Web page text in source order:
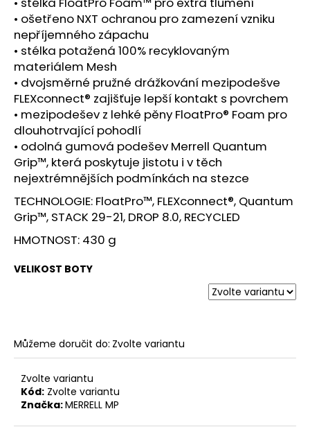
• ošetřeno NXT ochranou pro zamezení vzniku
nepříjemného zápachu
• stélka potažená 100% recyklovaným
materiálem Mesh
• dvojsměrné pružné drážkování mezipodešve
FLEXconnect® zajišťuje lepší kontakt s povrchem
• mezipodešev z lehké pěny FloatPro® Foam pro
dlouhotrvající pohodlí
• odolná gumová podešev Merrell Quantum
Grip™, která poskytuje jistotu i v těch
nejextrémnějších podmínkách na stezce
TECHNOLOGIE: FloatPro™, FLEXconnect®, Quantum
Grip™, STACK 29-21, DROP 8.0, RECYCLED
HMOTNOST: 430 g
VELIKOST BOTY
Můžeme doručit do: Zvolte variantu
Zvolte variantu
Kód: Zvolte variantu
Značka:MERRELL MP
-
BÍLÁ
1
192
Kč